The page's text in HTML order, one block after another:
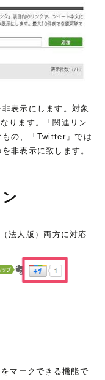
表示にします。対象
ります。「関連リン
の、「Twitter」では
非表示に致します。
法人版）両方に対応
マークできる機能で